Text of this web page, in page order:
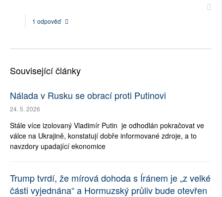
1 odpověď
Související články
Nálada v Rusku se obrací proti Putinovi
24. 5. 2026
Stále více izolovaný Vladimír Putin je odhodlán pokračovat ve
válce na Ukrajině, konstatují dobře informované zdroje, a to
navzdory upadající ekonomice
Trump tvrdí, že mírová dohoda s Íránem je „z velké
části vyjednána“ a Hormuzský průliv bude otevřen